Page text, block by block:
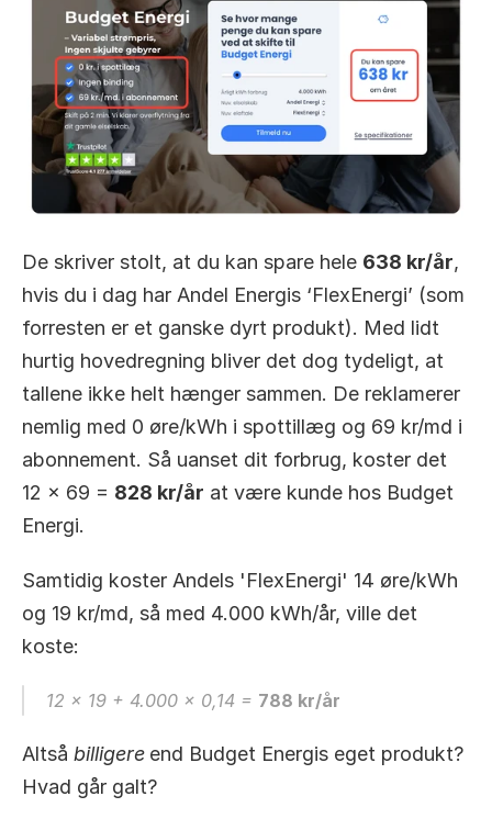
De skriver stolt, at du kan spare hele 638 kr/år,
hvis du i dag har Andel Energis ‘FlexEnergi’ (som
forresten er et ganske dyrt produkt). Med lidt
hurtig hovedregning bliver det dog tydeligt, at
tallene ikke helt hænger sammen. De reklamerer
nemlig med 0 øre/kWh i spottillæg og 69 kr/md i
abonnement. Så uanset dit forbrug, koster det
12 x 69 = 828 kr/år at være kunde hos Budget
Energi.
Samtidig koster Andels 'FlexEnergi' 14 øre/kWh
og 19 kr/md, så med 4.000 kWh/år, ville det
koste:
12 x 19 + 4.000 x 0,14 = 788 kr/år
Altså billigere end Budget Energis eget produkt?
Hvad går galt?